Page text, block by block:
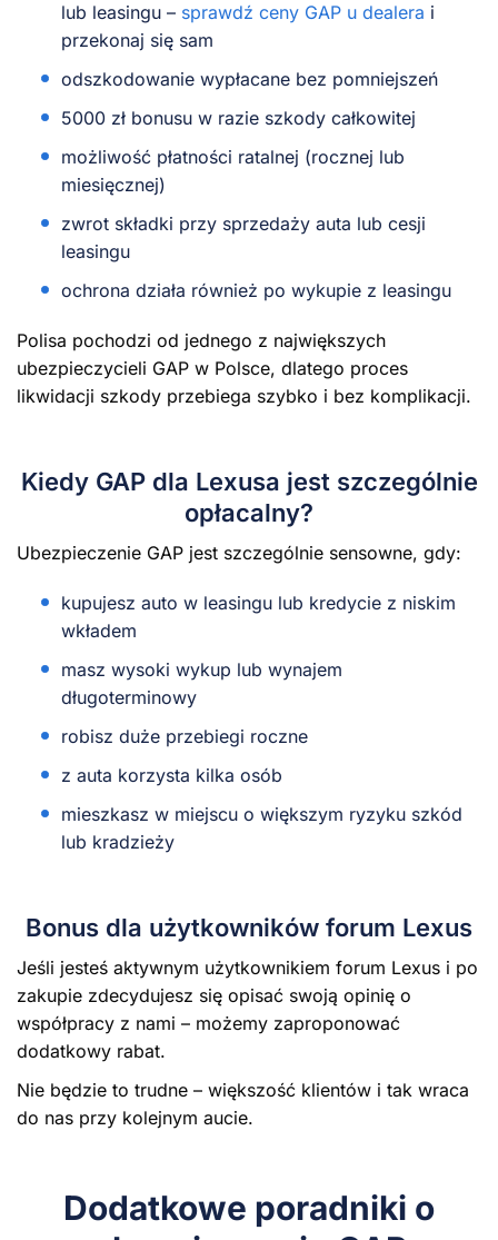
lub leasingu – sprawdź ceny GAP u dealera i
przekonaj się sam
odszkodowanie wypłacane bez pomniejszeń
5000 zł bonusu w razie szkody całkowitej
możliwość płatności ratalnej (rocznej lub
miesięcznej)
zwrot składki przy sprzedaży auta lub cesji
leasingu
ochrona działa również po wykupie z leasingu
Polisa pochodzi od jednego z największych
ubezpieczycieli GAP w Polsce, dlatego proces
likwidacji szkody przebiega szybko i bez komplikacji.
Kiedy GAP dla Lexusa jest szczególnie
opłacalny?
Ubezpieczenie GAP jest szczególnie sensowne, gdy:
kupujesz auto w leasingu lub kredycie z niskim
wkładem
masz wysoki wykup lub wynajem
długoterminowy
robisz duże przebiegi roczne
z auta korzysta kilka osób
mieszkasz w miejscu o większym ryzyku szkód
lub kradzieży
Bonus dla użytkowników forum Lexus
Jeśli jesteś aktywnym użytkownikiem forum Lexus i po
zakupie zdecydujesz się opisać swoją opinię o
współpracy z nami – możemy zaproponować
dodatkowy rabat.
Nie będzie to trudne – większość klientów i tak wraca
do nas przy kolejnym aucie.
Dodatkowe poradniki o